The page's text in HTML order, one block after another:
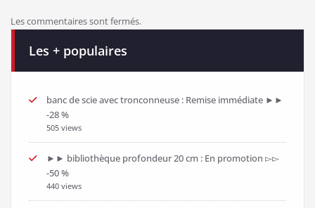
Les commentaires sont fermés.
Les + populaires
banc de scie avec tronconneuse : Remise immédiate ►►
-28 %
505 views
►► bibliothèque profondeur 20 cm : En promotion ▻▻
-50 %
440 views